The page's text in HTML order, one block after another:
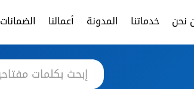
نحن خدماتنا المدونة أعمالنا الضمانات